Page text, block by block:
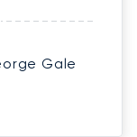
Gale